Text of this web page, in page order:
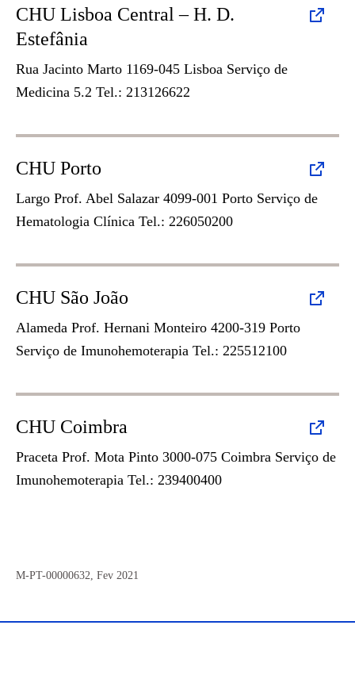
CHU Lisboa Central – H. D.
Estefânia
Rua Jacinto Marto 1169-045 Lisboa Serviço de
Medicina 5.2 Tel.: 213126622
CHU Porto
Largo Prof. Abel Salazar 4099-001 Porto Serviço de
Hematologia Clínica Tel.: 226050200
CHU São João
Alameda Prof. Hernani Monteiro 4200-319 Porto
Serviço de Imunohemoterapia Tel.: 225512100
CHU Coimbra
Praceta Prof. Mota Pinto 3000-075 Coimbra Serviço de
Imunohemoterapia Tel.: 239400400
M-PT-00000632, Fev 2021